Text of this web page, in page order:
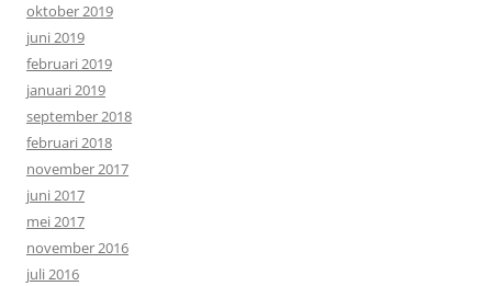
oktober 2019
juni 2019
februari 2019
januari 2019
september 2018
februari 2018
november 2017
juni 2017
mei 2017
november 2016
juli 2016